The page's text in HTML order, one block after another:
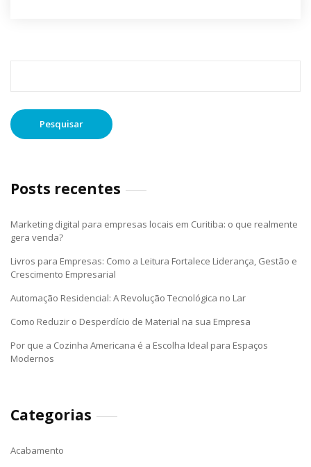
Posts recentes
Marketing digital para empresas locais em Curitiba: o que realmente
gera venda?
Livros para Empresas: Como a Leitura Fortalece Liderança, Gestão e
Crescimento Empresarial
Automação Residencial: A Revolução Tecnológica no Lar
Como Reduzir o Desperdício de Material na sua Empresa
Por que a Cozinha Americana é a Escolha Ideal para Espaços
Modernos
Categorias
Acabamento